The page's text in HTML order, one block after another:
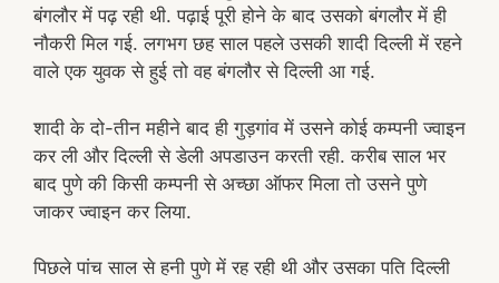
बंगलौर में पढ़ रही थी. पढ़ाई पूरी होने के बाद उसको बंगलौर में ही
नौकरी मिल गई. लगभग छह साल पहले उसकी शादी दिल्ली में रहने
वाले एक युवक से हुई तो वह बंगलौर से दिल्ली आ गई.
शादी के दो-तीन महीने बाद ही गुड़गांव में उसने कोई कम्पनी ज्वाइन
कर ली और दिल्ली से डेली अपडाउन करती रही. करीब साल भर
बाद पुणे की किसी कम्पनी से अच्छा ऑफर मिला तो उसने पुणे
जाकर ज्वाइन कर लिया.
पिछले पांच साल से हनी पुणे में रह रही थी और उसका पति दिल्ली